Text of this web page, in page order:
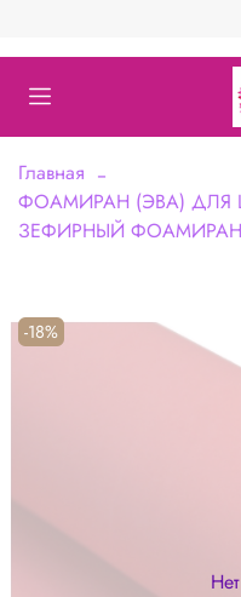
Главная
ФОАМИРАН (ЭВА) ДЛЯ
ЗЕФИРНЫЙ ФОАМИРАН
-18%